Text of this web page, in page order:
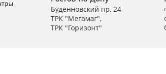
Буденновский пр, 24
ТРК "Мегамаг",
ТРК "Горизонт"